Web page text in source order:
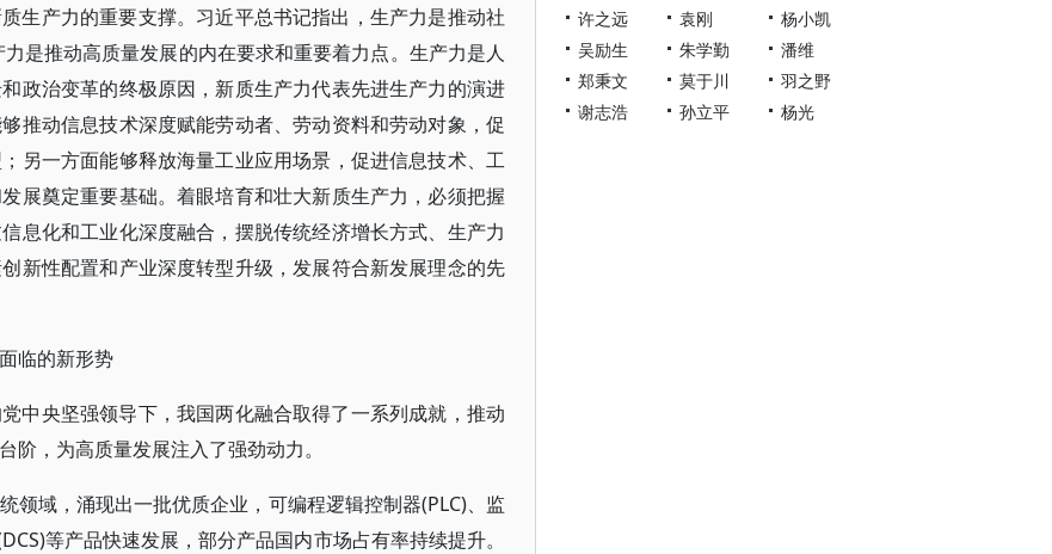
生产力的重要支撑。习近平总书记指出，生产力是推动社
是推动高质量发展的内在要求和重要着力点。生产力是人
政治变革的终极原因，新质生产力代表先进生产力的演进
推动信息技术深度赋能劳动者、劳动资料和劳动对象，促
另一方面能够释放海量工业应用场景，促进信息技术、工
展奠定重要基础。着眼培育和壮大新质生产力，必须把握
息化和工业化深度融合，摆脱传统经济增长方式、生产力
新性配置和产业深度转型升级，发展符合新发展理念的先
临的新形势
中央坚强领导下，我国两化融合取得了一系列成就，推动
，为高质量发展注入了强劲动力。
领域，涌现出一批优质企业，可编程逻辑控制器(PLC)、监
等产品快速发展，部分产品国内市场占有率持续提升。
许之远
袁刚
杨小凯
吴励生
朱学勤
潘维
郑秉文
莫于川
羽之野
谢志浩
孙立平 杨光